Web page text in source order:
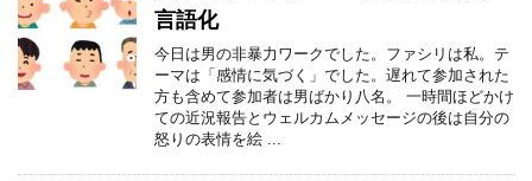
言語化
今日は男の非暴力ワークでした。ファシリは私。テ
ーマは「感情に気づく」でした。遅れて参加された
方も含めて参加者は男ばかり八名。 一時間ほどかけ
ての近況報告とウェルカムメッセージの後は自分の
怒りの表情を絵 ...